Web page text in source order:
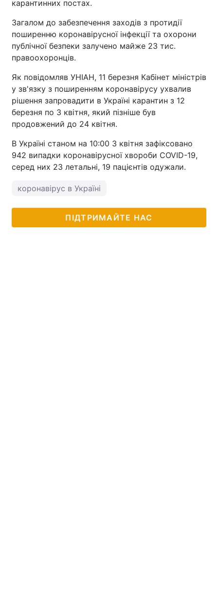
карантинних постах.
Загалом до забезпечення заходів з протидії
поширенню коронавірусної інфекції та охорони
публічної безпеки залучено майже 23 тис.
правоохоронців.
Як повідомляв УНІАН, 11 березня Кабінет міністрів
у зв'язку з поширенням коронавірусу ухвалив
рішення запровадити в Україні карантин з 12
березня по 3 квітня, який пізніше був
продовжений до 24 квітня.
В Україні станом на 10:00 3 квітня зафіксовано
942 випадки коронавірусної хвороби COVID-19,
серед них 23 летальні, 19 пацієнтів одужали.
коронавірус в Україні
ПІДТРИМАЙТЕ НАС